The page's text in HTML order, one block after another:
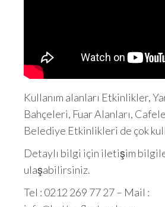
Kullanım alanları Etkinlikler,
Bahçeleri, Fuar Alanları,
Belediye Etkinlikleri de çok
Detaylı bilgi için iletişim
ulaşabilirsiniz.
Tel : 0212 269 77 27 – Mail :